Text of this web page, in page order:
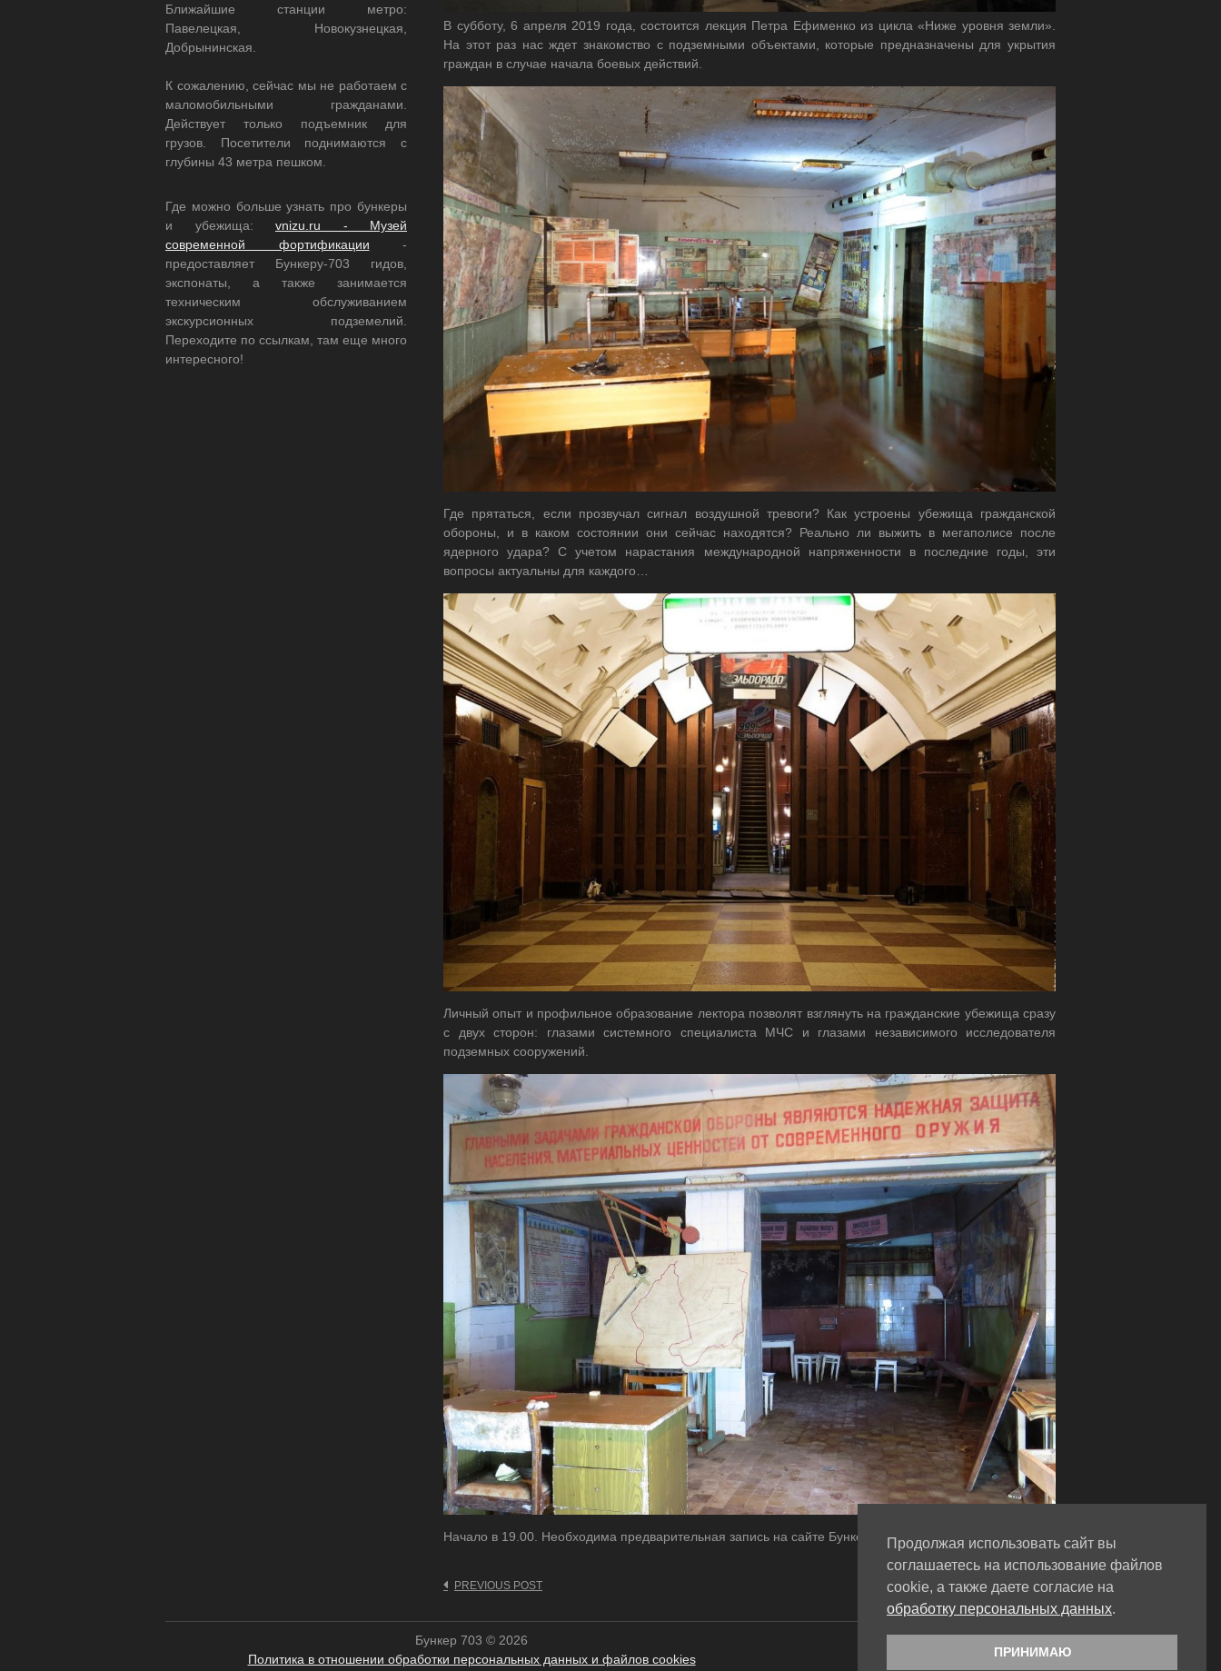
В субботу, 6 апреля 2019 года, состоится лекция Петра Ефименко из цикла «Ниже уровня земли».
На этот раз нас ждет знакомство с подземными объектами, которые предназначены для укрытия
граждан в случае начала боевых действий.
Где прятаться, если прозвучал сигнал воздушной тревоги? Как устроены убежища гражданской
обороны, и в каком состоянии они сейчас находятся? Реально ли выжить в мегаполисе после
ядерного удара? С учетом нарастания международной напряженности в последние годы, эти
вопросы актуальны для каждого…
Личный опыт и профильное образование лектора позволят взглянуть на гражданские убежища сразу
с двух сторон: глазами системного специалиста МЧС и глазами независимого исследователя
подземных сооружений.
Начало в 19.00. Необходима предварительная запись на сайте Бункера 703.
Post
PREVIOUS POST NEXT POST
Ближайшие станции метро:
Павелецкая, Новокузнецкая,
Добрынинская.
К сожалению, сейчас мы не работаем с
маломобильными гражданами.
Действует только подъемник для
грузов. Посетители поднимаются с
глубины 43 метра пешком.
Где можно больше узнать про бункеры
и убежища: vnizu.ru - Музей
современной фортификации -
предоставляет Бункеру-703 гидов,
экспонаты, а также занимается
техническим обслуживанием
экскурсионных подземелий.
Переходите по ссылкам, там еще много
интересного!
Бункер 703 © 2026
Политика в отношении обработки персональных данных и файлов cookies
Продолжая использовать сайт вы
соглашаетесь на использование файлов
cookie, а также даете согласие на
обработку персональных данных.
ПРИНИМАЮ